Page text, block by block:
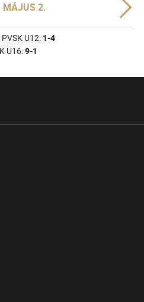
MÁJUS 2.
U12: 1-4
U16:9-1